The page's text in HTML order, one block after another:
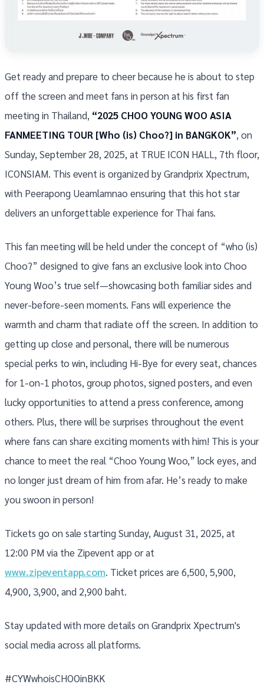
Get ready and prepare to cheer because he is about to step
off the screen and meet fans in person at his first fan
meeting in Thailand, “2025 CHOO YOUNG WOO ASIA
FANMEETING TOUR [Who (is) Choo?] in BANGKOK”, on
Sunday, September 28, 2025, at TRUE ICON HALL, 7th floor,
ICONSIAM. This event is organized by Grandprix Xpectrum,
with Peerapong Ueamlamnao ensuring that this hot star
delivers an unforgettable experience for Thai fans.
This fan meeting will be held under the concept of “who (is)
Choo?” designed to give fans an exclusive look into Choo
Young Woo’s true self—showcasing both familiar sides and
never-before-seen moments. Fans will experience the
warmth and charm that radiate off the screen. In addition to
getting up close and personal, there will be numerous
special perks to win, including Hi-Bye for every seat, chances
for 1-on-1 photos, group photos, signed posters, and even
lucky opportunities to attend a press conference, among
others. Plus, there will be surprises throughout the event
where fans can share exciting moments with him! This is your
chance to meet the real “Choo Young Woo,” lock eyes, and
no longer just dream of him from afar. He’s ready to make
you swoon in person!
Tickets go on sale starting Sunday, August 31, 2025, at
12:00 PM via the Zipevent app or at
www.zipeventapp.com. Ticket prices are 6,500, 5,900,
4,900, 3,900, and 2,900 baht.
Stay updated with more details on Grandprix Xpectrum's
social media across all platforms.
#CYWwhoisCHOOinBKK